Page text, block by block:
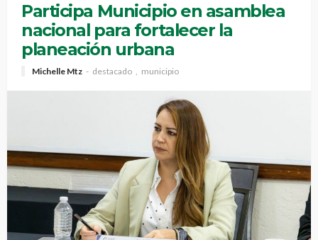
Participa Municipio en asamblea
nacional para fortalecer la
planeación urbana
Michelle Mtz destacado municipio